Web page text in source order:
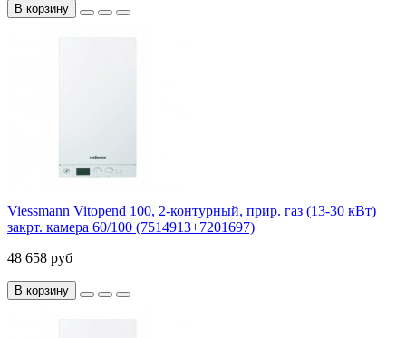
В корзину
Viessmann Vitopend 100, 2-контурный, прир. газ (13-30 кВт)
закрт. камера 60/100 (7514913+7201697)
48 658 руб
В корзину